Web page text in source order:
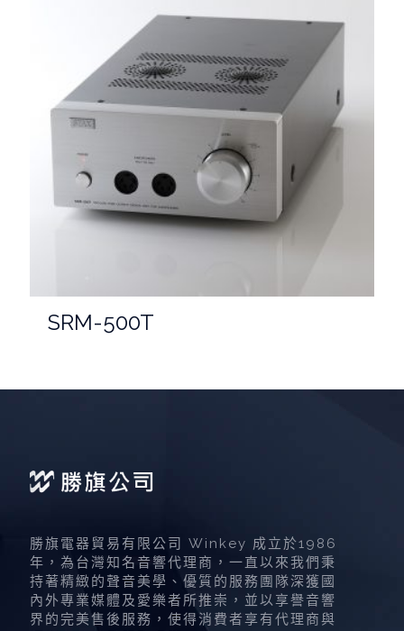
SRM-500T
勝旗電器貿易有限公司 Winkey 成立於1986
年，為台灣知名音響代理商，一直以來我們秉
持著精緻的聲音美學、優質的服務團隊深獲國
內外專業媒體及愛樂者所推崇，並以享譽音響
界的完美售後服務，使得消費者享有代理商與